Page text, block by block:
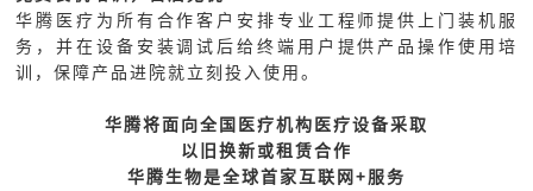
华腾医疗为所有合作客户安排专业工程师提供上门装机服
务，并在设备安装调试后给终端用户提供产品操作使用培
训，保障产品进院就立刻投入使用。
华腾将面向全国医疗机构医疗设备采取
以旧换新或租赁合作
华腾生物是全球首家互联网+服务